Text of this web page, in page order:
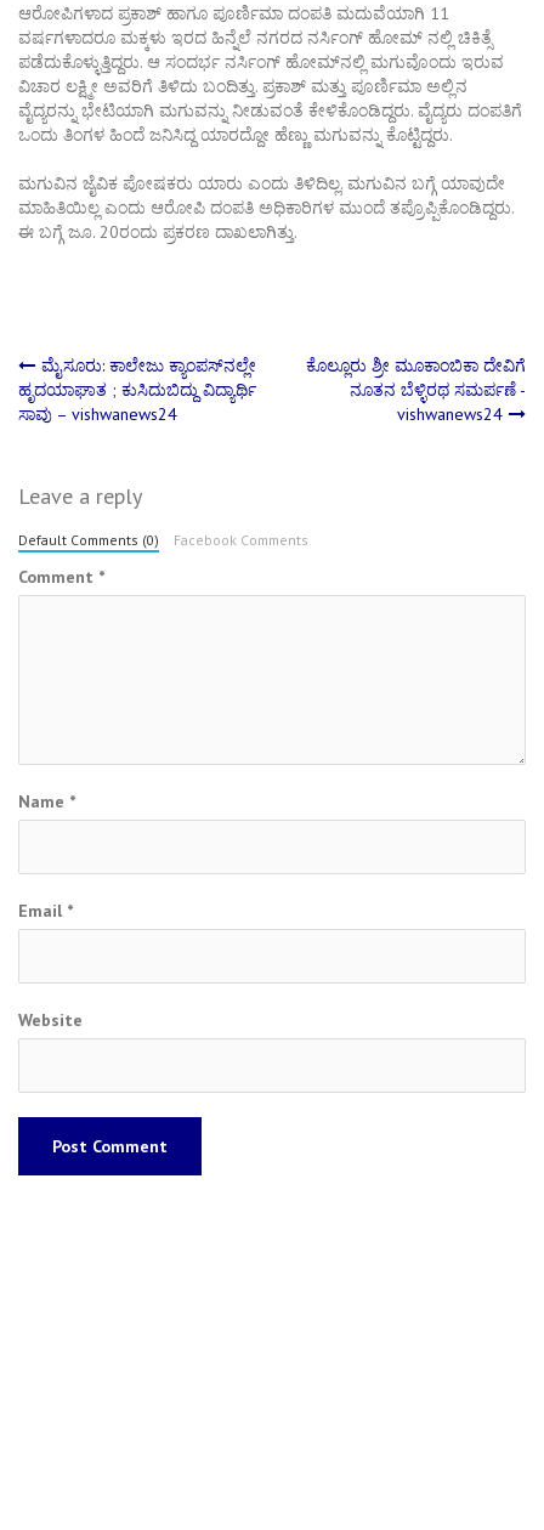
ಆರೋಪಿಗಳಾದ ಪ್ರಕಾಶ್ ಹಾಗೂ ಪೂರ್ಣಿಮಾ ದಂಪತಿ ಮದುವೆಯಾಗಿ 11
ವರ್ಷಗಳಾದರೂ ಮಕ್ಕಳು ಇರದ ಹಿನ್ನೆಲೆ ನಗರದ ನರ್ಸಿಂಗ್ ಹೋಮ್ ನಲ್ಲಿ ಚಿಕಿತ್ಸೆ
ಪಡೆದುಕೊಳ್ಳುತ್ತಿದ್ದರು. ಆ ಸಂದರ್ಭ ನರ್ಸಿಂಗ್ ಹೋಮ್‌ನಲ್ಲಿ ಮಗುವೊಂದು ಇರುವ
ವಿಚಾರ ಲಕ್ಷ್ಮೀ ಅವರಿಗೆ ತಿಳಿದು ಬಂದಿತ್ತು. ಪ್ರಕಾಶ್ ಮತ್ತು ಪೂರ್ಣಿಮಾ ಅಲ್ಲಿನ
ವೈದ್ಯರನ್ನು ಭೇಟಿಯಾಗಿ ಮಗುವನ್ನು ನೀಡುವಂತೆ ಕೇಳಿಕೊಂಡಿದ್ದರು. ವೈದ್ಯರು ದಂಪತಿಗೆ
ಒಂದು ತಿಂಗಳ ಹಿಂದೆ ಜನಿಸಿದ್ದ ಯಾರದ್ದೋ ಹೆಣ್ಣು ಮಗುವನ್ನು ಕೊಟ್ಟಿದ್ದರು.
ಮಗುವಿನ ಜೈವಿಕ ಪೋಷಕರು ಯಾರು ಎಂದು ತಿಳಿದಿಲ್ಲ. ಮಗುವಿನ ಬಗ್ಗೆ ಯಾವುದೇ
ಮಾಹಿತಿಯಿಲ್ಲ ಎಂದು ಆರೋಪಿ ದಂಪತಿ ಅಧಿಕಾರಿಗಳ ಮುಂದೆ ತಪ್ರೊಪ್ಪಿಕೊಂಡಿದ್ದರು.
ಈ ಬಗ್ಗೆ ಜೂ. 20ರಂದು ಪ್ರಕರಣ ದಾಖಲಾಗಿತ್ತು.
Post
navigation
ಮೈಸೂರು: ಕಾಲೇಜು ಕ್ಯಾಂಪಸ್‌ನಲ್ಲೇ
ಹೃದಯಾಘಾತ ; ಕುಸಿದುಬಿದ್ದು ವಿದ್ಯಾರ್ಥಿ
ಸಾವು – vishwanews24
ಕೊಲ್ಲೂರು ಶ್ರೀ ಮೂಕಾಂಬಿಕಾ ದೇವಿಗೆ
ನೂತನ ಬೆಳ್ಳಿರಥ ಸಮರ್ಪಣೆ -
vishwanews24
Leave a reply
Default Comments (0) Facebook Comments
Comment *
Name *
Email *
Website